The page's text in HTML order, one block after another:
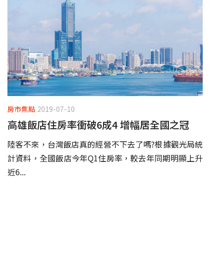
房市焦點 2019-07-10
高雄飯店住房率衝破6成4 增幅居全國之冠
陸客不來，台灣飯店真的經營不下去了嗎?根據觀光局統
計資料，全國飯店今年Q1住房率，較去年同期明顯上升
近6...